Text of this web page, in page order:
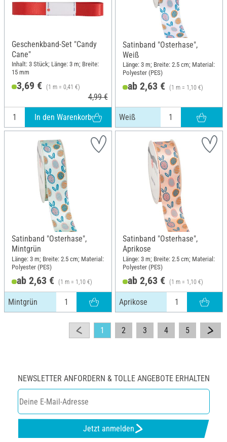
Geschenkband-Set "Candy
Cane"
Inhalt: 3 Stück; Länge: 3 m; Breite:
15 mm
3,69 € (1 m = 0,41 €)
4,99 €
In den Warenkorb
Satinband "Osterhase",
Weiß
Länge: 3 m; Breite: 2.5 cm; Material:
Polyester (PES)
ab 2,63 € (1 m = 1,10 €)
Weiß
Satinband "Osterhase",
Mintgrün
Länge: 3 m; Breite: 2.5 cm; Material:
Polyester (PES)
ab 2,63 € (1 m = 1,10 €)
Mintgrün
Satinband "Osterhase",
Aprikose
Länge: 3 m; Breite: 2.5 cm; Material:
Polyester (PES)
ab 2,63 € (1 m = 1,10 €)
Aprikose
1 2 3 4 5
NEWSLETTER ANFORDERN & TOLLE ANGEBOTE ERHALTEN
Jetzt anmelden